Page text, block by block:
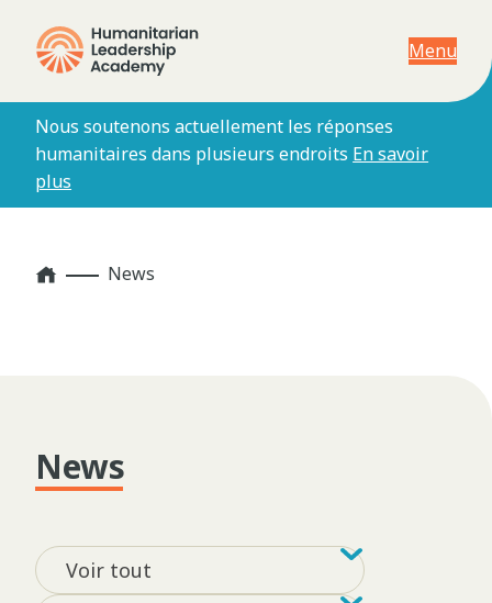
Menu
Nous soutenons actuellement les réponses
humanitaires dans plusieurs endroits En savoir
plus
Home News
News
Filtrer par tag
Voir tout Filter by